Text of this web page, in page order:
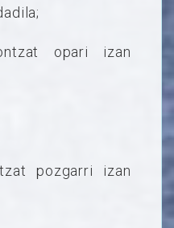
opari izan
pozgarri izan